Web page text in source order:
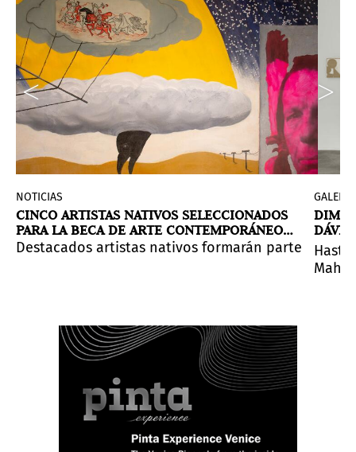
y centroamericano que aún está en
programa de exposiciones y actividades
de 2025, examina el deseo, la pulsión y
NOTICIAS
CINCO ARTISTAS NATIVOS SELECCIONADOS
PARA LA BECA DE ARTE CONTEMPORÁNEO
EITELJORG
Destacados artistas nativos formarán parte deHasta